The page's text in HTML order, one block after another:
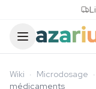
Wiki · Microdosage ·
médicaments